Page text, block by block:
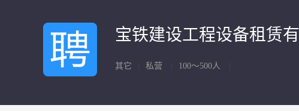
宝铁建设工程设备租赁
其它 私营 100～500人